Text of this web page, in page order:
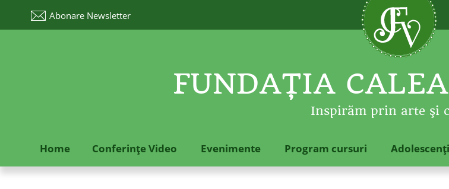
Abonare Newsletter
FUNDAŢIA
Inspirăm prin arte şi
Home Conferinţe Video Evenimente Program cursuri Adolescenţi